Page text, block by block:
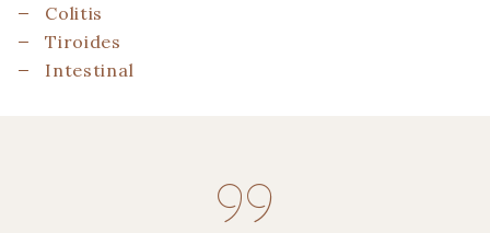
Colitis
Tiroides
Intestinal